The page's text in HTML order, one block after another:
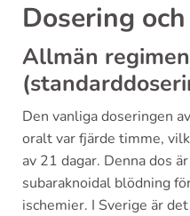
Dosering
Allmän regimen
Den vanliga doseringen
oralt var fjärde timme,
av 21 dagar. Denna dos
subaraknoidal blödning
ischemier. I Sverige är